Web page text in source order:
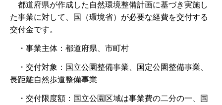
都道府県が作成した自然環境整備計画に基づき実施し
た事業に対して、国（環境省）が必要な経費を交付する
交付金です。
・事業主体：都道府県、市町村
・交付対象：国立公園整備事業、国定公園整備事業、
長距離自然歩道整備事業
・交付限度額：国立公園区域は事業費の二分の一、国